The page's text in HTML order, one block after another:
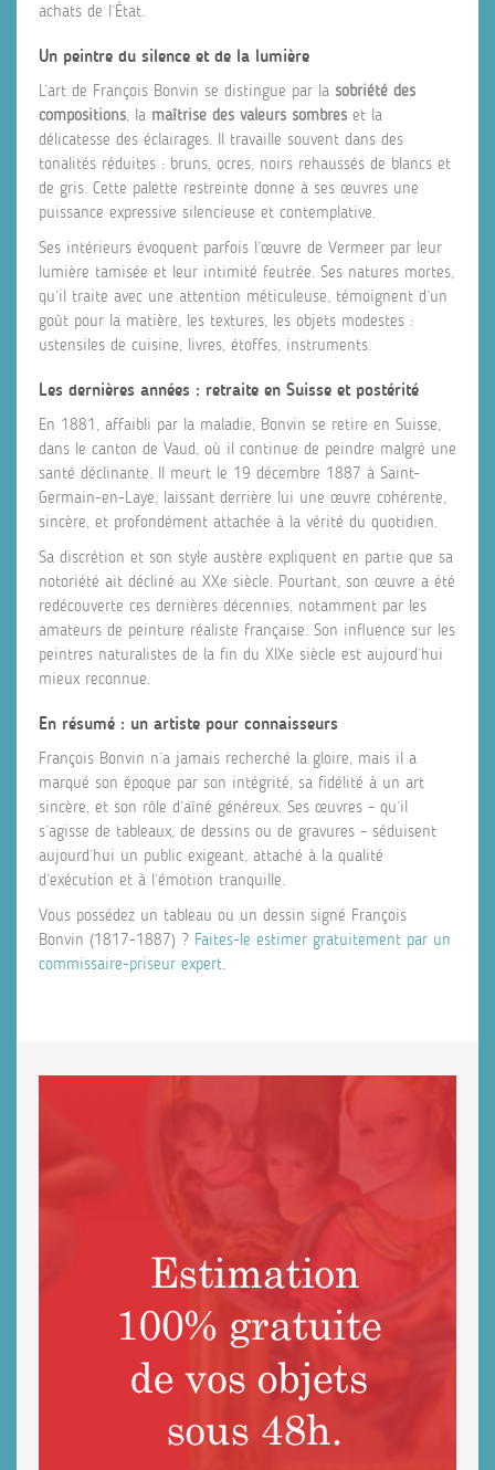
achats de l’État.
Un peintre du silence et de la lumière
L’art de François Bonvin se distingue par la sobriété des
compositions, la maîtrise des valeurs sombres et la
délicatesse des éclairages. Il travaille souvent dans des
tonalités réduites : bruns, ocres, noirs rehaussés de blancs et
de gris. Cette palette restreinte donne à ses œuvres une
puissance expressive silencieuse et contemplative.
Ses intérieurs évoquent parfois l’œuvre de Vermeer par leur
lumière tamisée et leur intimité feutrée. Ses natures mortes,
qu’il traite avec une attention méticuleuse, témoignent d’un
goût pour la matière, les textures, les objets modestes :
ustensiles de cuisine, livres, étoffes, instruments.
Les dernières années : retraite en Suisse et postérité
En 1881, affaibli par la maladie, Bonvin se retire en Suisse,
dans le canton de Vaud, où il continue de peindre malgré une
santé déclinante. Il meurt le 19 décembre 1887 à Saint-
Germain-en-Laye, laissant derrière lui une œuvre cohérente,
sincère, et profondément attachée à la vérité du quotidien.
Sa discrétion et son style austère expliquent en partie que sa
notoriété ait décliné au XXe siècle. Pourtant, son œuvre a été
redécouverte ces dernières décennies, notamment par les
amateurs de peinture réaliste française. Son influence sur les
peintres naturalistes de la fin du XIXe siècle est aujourd’hui
mieux reconnue.
En résumé : un artiste pour connaisseurs
François Bonvin n’a jamais recherché la gloire, mais il a
marqué son époque par son intégrité, sa fidélité à un art
sincère, et son rôle d’aîné généreux. Ses œuvres – qu’il
s’agisse de tableaux, de dessins ou de gravures – séduisent
aujourd’hui un public exigeant, attaché à la qualité
d’exécution et à l’émotion tranquille.
Vous possédez un tableau ou un dessin signé François
Bonvin (1817-1887) ? Faites-le estimer gratuitement par un
commissaire-priseur expert.